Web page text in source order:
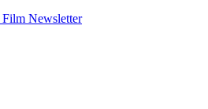
Film Newsletter